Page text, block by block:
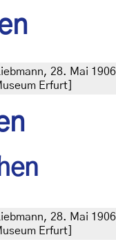
28. Mai
Erfurt]
28. Mai
Erfurt]